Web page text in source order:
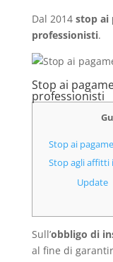
Dal 2014 stop ai
professionisti.
Stop ai
professionisti
Stop ai
Stop agli affitti
Update
Sull’obbligo di
al fine di